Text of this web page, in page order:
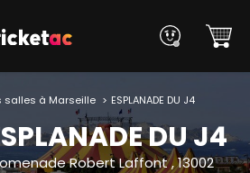
salles à Marseille ESPLANADE DU J4
DU J4
Robert Laffont , 13002